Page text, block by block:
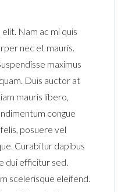
Nam ac mi quis
nec et mauris.
maximus
Duis auctor at
mauris libero,
congue
posuere vel
Curabitur dapibus
dui efficitur sed.
scelerisque eleifend.